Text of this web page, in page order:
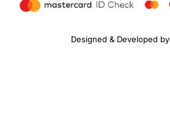
Designed & Developed by